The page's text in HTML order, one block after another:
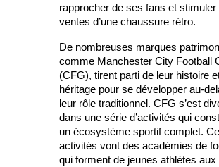
rapprocher de ses fans et stimuler
ventes d’une chaussure rétro.
De nombreuses marques
comme Manchester City Football
(CFG), tirent parti de leur histoire
héritage pour se développer au-
leur rôle traditionnel. CFG s’est
dans une série d’activités qui
un écosystème sportif complet.
activités vont des académies de
qui forment de jeunes athlètes aux